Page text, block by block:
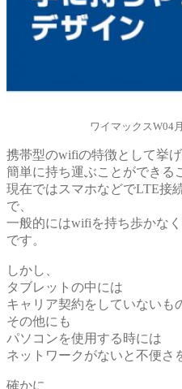
ワイマックスW04
携帯型のwifiの特徴として挙
簡単に持ち運ぶことができる
現在ではスマホなどでLTE接
で、
一般的にはwifiを持ち歩かな
です。
しかし、
タブレットの中には
キャリア契約をしていないも
その他にも
パソコンを使用する時には
ネットワークがないと不便さ
確かに